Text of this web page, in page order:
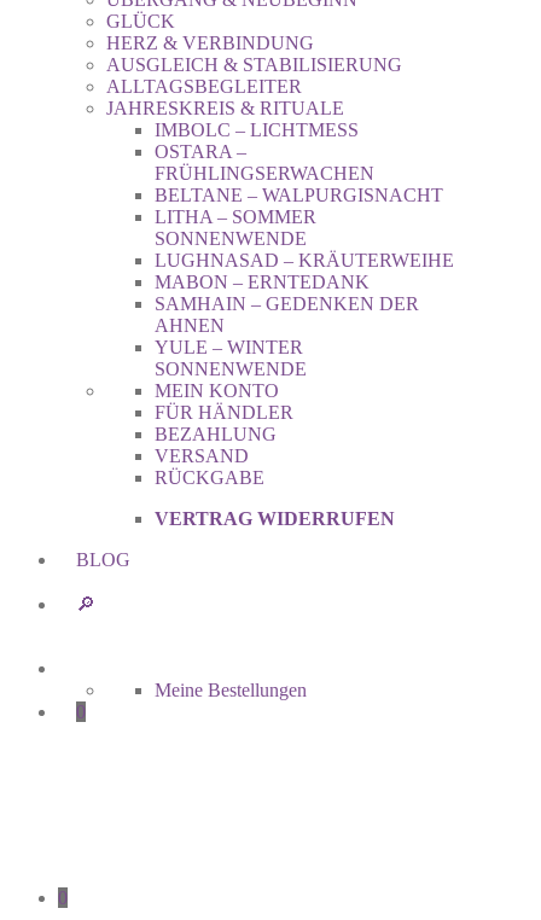
GLÜCK
HERZ & VERBINDUNG
AUSGLEICH & STABILISIERUNG
ALLTAGSBEGLEITER
JAHRESKREIS & RITUALE
IMBOLC – LICHTMESS
OSTARA –
FRÜHLINGSERWACHEN
BELTANE – WALPURGISNACHT
LITHA – SOMMER
SONNENWENDE
LUGHNASAD – KRÄUTERWEIHE
MABON – ERNTEDANK
SAMHAIN – GEDENKEN DER
AHNEN
YULE – WINTER
SONNENWENDE
MEIN KONTO
FÜR HÄNDLER
BEZAHLUNG
VERSAND
RÜCKGABE
VERTRAG WIDERRUFEN
BLOG
🔎︎
Meine Bestellungen
0
0